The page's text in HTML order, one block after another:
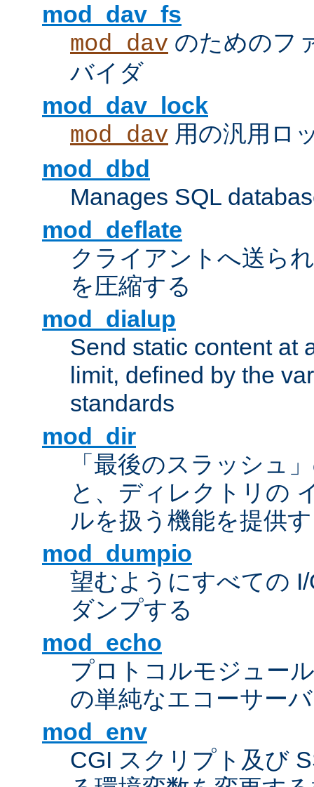
mod_dav_fs
mod_dav のためのフ
バイダ
mod_dav_lock
mod_dav 用の汎用ロ
mod_dbd
Manages SQL
mod_deflate
クライアントへ送ら
を圧縮する
mod_dialup
Send static content at
limit, defined by the
standards
mod_dir
「最後のスラッシュ
と、ディレクトリの
ルを扱う機能を提供
mod_dumpio
望むようにすべての
ダンプする
mod_echo
プロトコルモジュー
の単純なエコーサーバ
mod_env
CGI スクリプト及び